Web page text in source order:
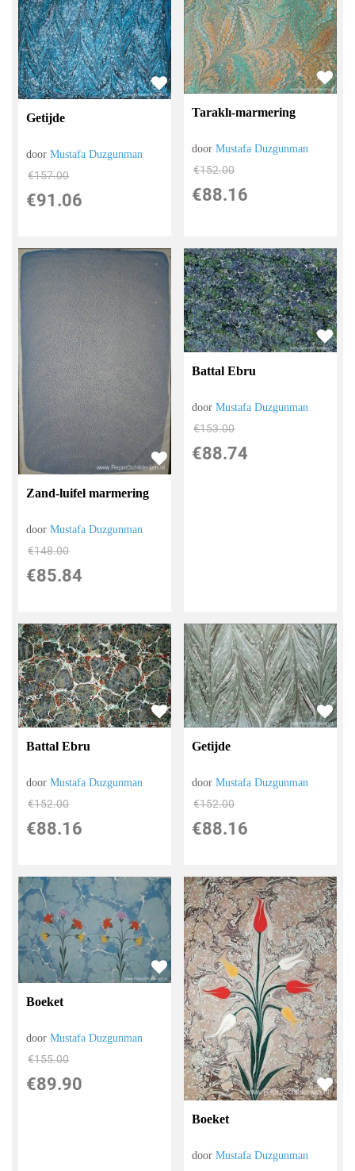
Getijde
doorMustafa Duzgunman
€157.00
€91.06
Taraklı-marmering
doorMustafa Duzgunman
€152.00
€88.16
Zand-luifel marmering
doorMustafa Duzgunman
€148.00
€85.84
Battal Ebru
doorMustafa Duzgunman
€153.00
€88.74
Battal Ebru
doorMustafa Duzgunman
€152.00
€88.16
Getijde
doorMustafa Duzgunman
€152.00
€88.16
Boeket
doorMustafa Duzgunman
€155.00
€89.90
Boeket
doorMustafa Duzgunman